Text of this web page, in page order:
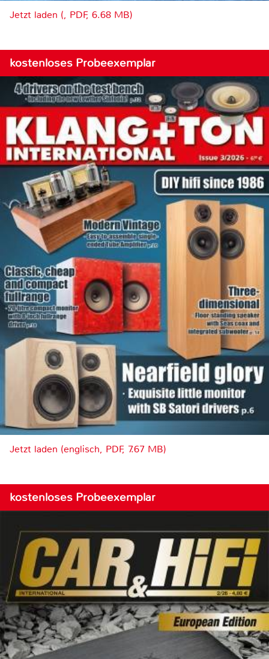
Jetzt laden (, PDF, 6.68 MB)
kostenloses Probeexemplar
Jetzt laden (englisch, PDF, 7.67 MB)
kostenloses Probeexemplar